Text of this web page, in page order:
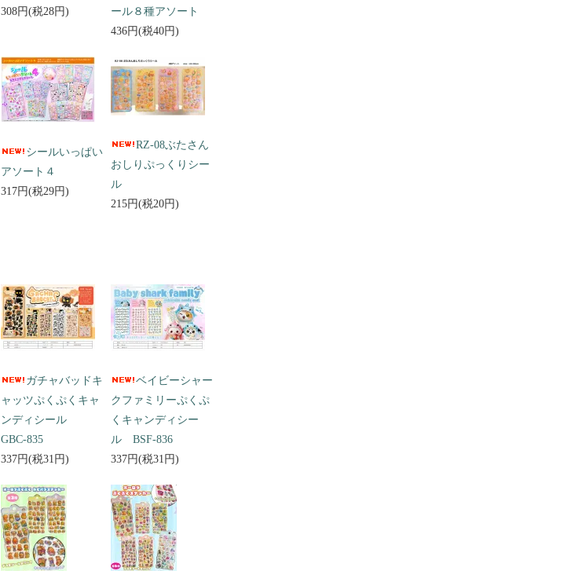
308円(税28円)
ール８種アソート
436円(税40円)
シールいっぱい
アソート４
317円(税29円)
RZ-08ぶたさん
おしりぷっくりシー
ル
215円(税20円)
ガチャバッドキ
ャッツぷくぷくキャ
ンディシール
GBC-835
337円(税31円)
ベイビーシャー
クファミリーぷくぷ
くキャンディシー
ル BSF-836
337円(税31円)